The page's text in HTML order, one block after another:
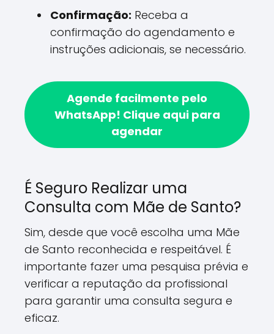
Confirmação: Receba a
confirmação do agendamento e
instruções adicionais, se necessário.
Agende facilmente pelo
WhatsApp! Clique aqui para
agendar
É Seguro Realizar uma
Consulta com Mãe de Santo?
Sim, desde que você escolha uma Mãe
de Santo reconhecida e respeitável. É
importante fazer uma pesquisa prévia e
verificar a reputação da profissional
para garantir uma consulta segura e
eficaz.